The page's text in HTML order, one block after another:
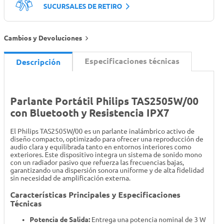
SUCURSALES DE RETIRO
Cambios y Devoluciones
Descripción Especificaciones técnicas
Parlante Portátil Philips TAS2505W/00
con Bluetooth y Resistencia IPX7
El Philips TAS2505W/00 es un parlante inalámbrico activo de
diseño compacto, optimizado para ofrecer una reproducción de
audio clara y equilibrada tanto en entornos interiores como
exteriores. Este dispositivo integra un sistema de sonido mono
con un radiador pasivo que refuerza las frecuencias bajas,
garantizando una dispersión sonora uniforme y de alta fidelidad
sin necesidad de amplificación externa.
Características Principales y Especificaciones
Técnicas
Potencia de Salida: Entrega una potencia nominal de 3 W